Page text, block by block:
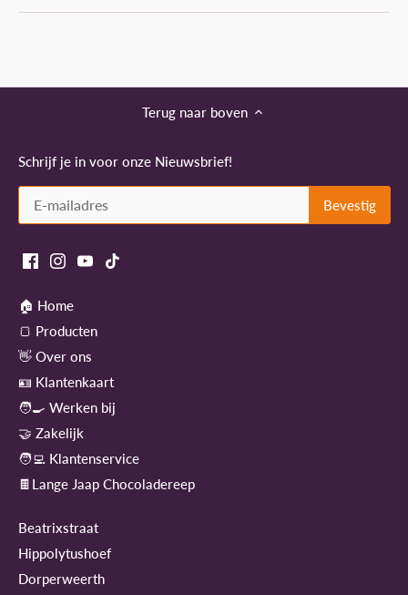
Terug naar boven
Schrijf je in voor onze Nieuwsbrief!
🏠 Home
🍞 Producten
👋 Over ons
🪪 Klantenkaart
🧑‍🍳 Werken bij
🤝 Zakelijk
🧑‍💻 Klantenservice
🍫Lange Jaap Chocoladereep
Beatrixstraat
Hippolytushoef
Dorperweerth